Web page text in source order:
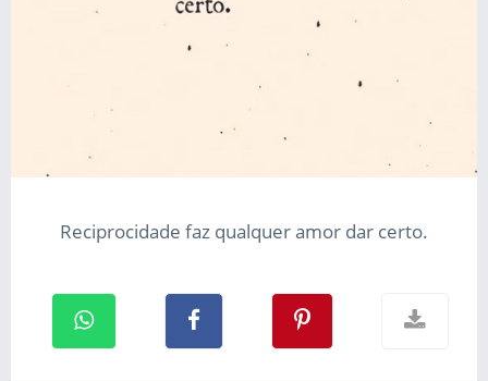
Reciprocidade faz qualquer amor dar certo.